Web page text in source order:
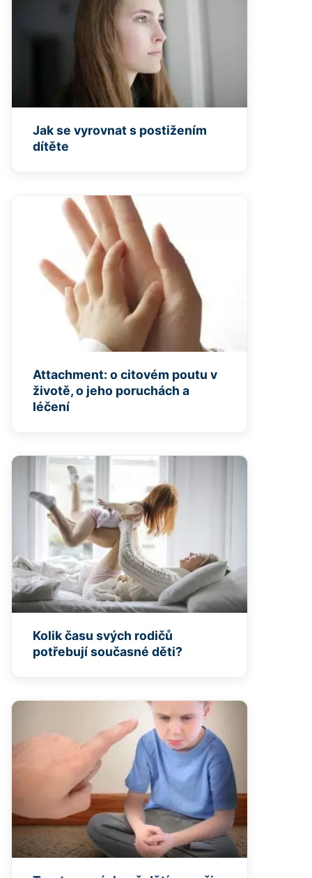
Jak se vyrovnat s postižením
dítěte
Attachment: o citovém poutu v
životě, o jeho poruchách a
léčení
Kolik času svých rodičů
potřebují současné děti?